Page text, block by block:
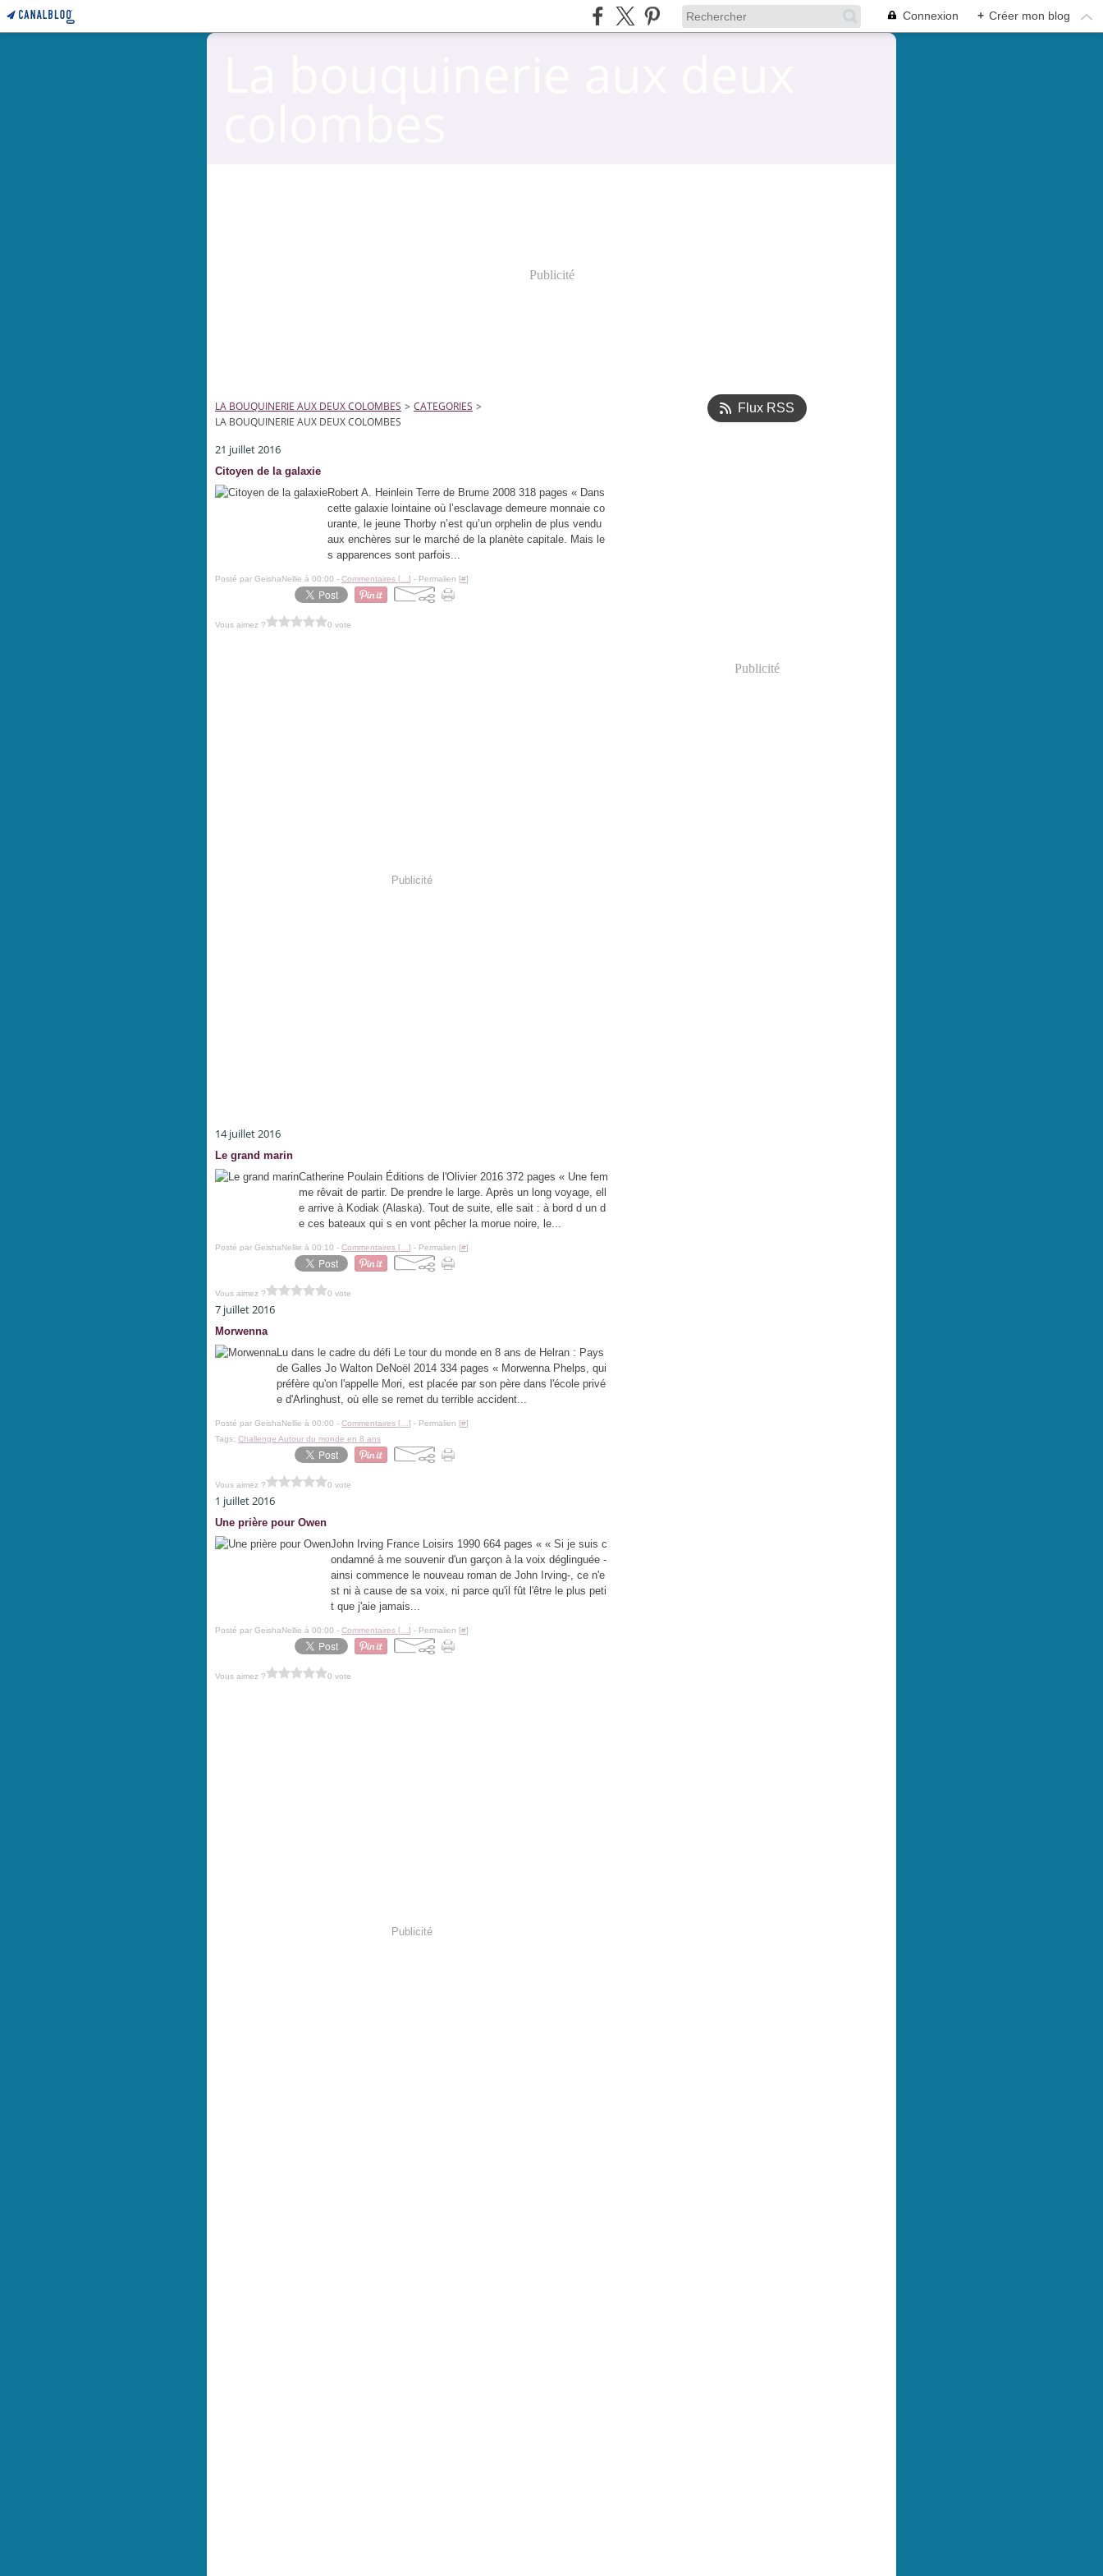
Connexion + Créer mon blog
Publicité
LA BOUQUINERIE AUX DEUX COLOMBES > CATEGORIES >
LA BOUQUINERIE AUX DEUX COLOMBES
21 juillet 2016
Citoyen de la galaxie
Robert A. Heinlein Terre de Brume 2008 318 pages « Dans
cette galaxie lointaine où l’esclavage demeure monnaie co
urante, le jeune Thorby n’est qu’un orphelin de plus vendu
aux enchères sur le marché de la planète capitale. Mais le
s apparences sont parfois...
Posté par GeishaNellie à 00:00 - Commentaires [ ] - Permalien [#]
Vous aimez ? 0 vote
Publicité
14 juillet 2016
Le grand marin
Catherine Poulain Éditions de l'Olivier 2016 372 pages « Une fem
me rêvait de partir. De prendre le large. Après un long voyage, ell
e arrive à Kodiak (Alaska). Tout de suite, elle sait : à bord d un d
e ces bateaux qui s en vont pêcher la morue noire, le...
Posté par GeishaNellie à 00:10 - Commentaires [ ] - Permalien [#]
Vous aimez ? 0 vote
7 juillet 2016
Morwenna
Lu dans le cadre du défi Le tour du monde en 8 ans de Helran : Pays
de Galles Jo Walton DeNoël 2014 334 pages « Morwenna Phelps, qui
préfère qu'on l'appelle Mori, est placée par son père dans l'école privé
e d'Arlinghust, où elle se remet du terrible accident...
Posté par GeishaNellie à 00:00 - Commentaires [ ] - Permalien [#]
Tags: Challenge Autour du monde en 8 ans
Vous aimez ? 0 vote
1 juillet 2016
Une prière pour Owen
John Irving France Loisirs 1990 664 pages « « Si je suis c
ondamné à me souvenir d'un garçon à la voix déglinguée -
ainsi commence le nouveau roman de John Irving-, ce n'e
st ni à cause de sa voix, ni parce qu'il fût l'être le plus peti
t que j'aie jamais...
Posté par GeishaNellie à 00:00 - Commentaires [ ] - Permalien [#]
Vous aimez ? 0 vote
Publicité
Flux RSS
Publicité